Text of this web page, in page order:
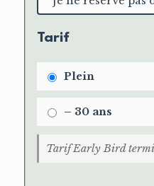
Tarif
Plein
– 30 ans
Tarif Early Bird